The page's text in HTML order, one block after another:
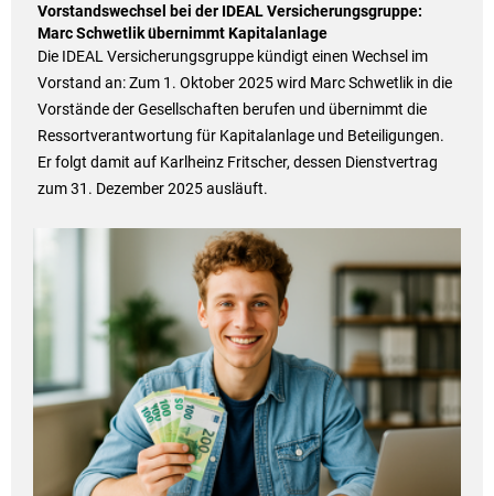
Vorstandswechsel bei der IDEAL Versicherungsgruppe:
Marc Schwetlik übernimmt Kapitalanlage
Die IDEAL Versicherungsgruppe kündigt einen Wechsel im
Vorstand an: Zum 1. Oktober 2025 wird Marc Schwetlik in die
Vorstände der Gesellschaften berufen und übernimmt die
Ressortverantwortung für Kapitalanlage und Beteiligungen.
Er folgt damit auf Karlheinz Fritscher, dessen Dienstvertrag
zum 31. Dezember 2025 ausläuft.